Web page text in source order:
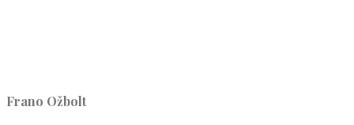
Frano Ožbolt